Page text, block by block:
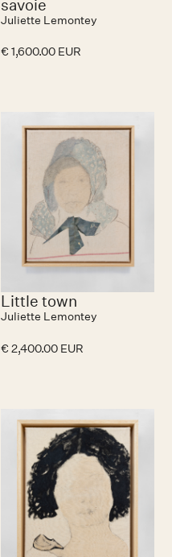
savoie
Juliette Lemontey
€ 1,600.00 EUR
Little town
Juliette Lemontey
€ 2,400.00 EUR